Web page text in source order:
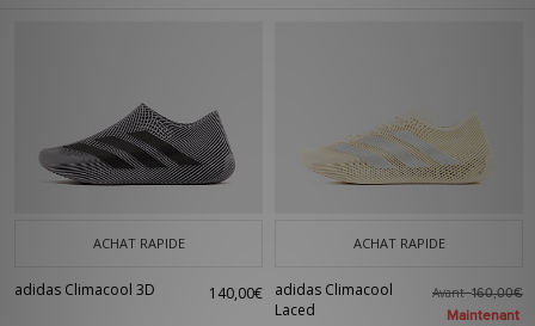
ACHAT RAPIDE
adidas Climacool 3D 140,00€
ACHAT RAPIDE
adidas Climacool
Laced
Avant160,00€
Maintenant